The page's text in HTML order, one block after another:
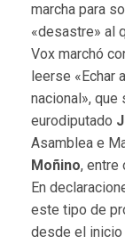
marcha para
«desastre» al
Vox marchó
leerse «Echar
nacional», que
eurodiputado
Asamblea e
Moñino, entre
En
este tipo de
desde el inicio